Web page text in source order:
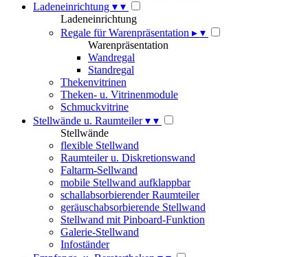
Ladeneinrichtung ▾ ▾
Ladeneinrichtung
Regale für Warenpräsentation ▸ ▾
Warenpräsentation
Wandregal
Standregal
Thekenvitrinen
Theken- u. Vitrinenmodule
Schmuckvitrine
Stellwände u. Raumteiler▾ ▾
Stellwände
flexible Stellwand
Raumteiler u. Diskretionswand
Faltarm-Sellwand
mobile Stellwand aufklappbar
schallabsorbierender Raumteiler
geräuschabsorbierende Stellwand
Stellwand mit Pinboard-Funktion
Galerie-Stellwand
Infoständer